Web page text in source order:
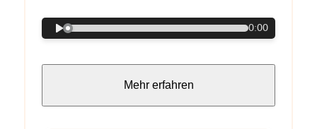
0:00
Mehr erfahren